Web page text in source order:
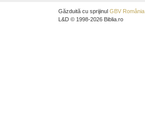
Găzduită cu sprijinul GBV România
L&D © 1998-2026 Biblia.ro